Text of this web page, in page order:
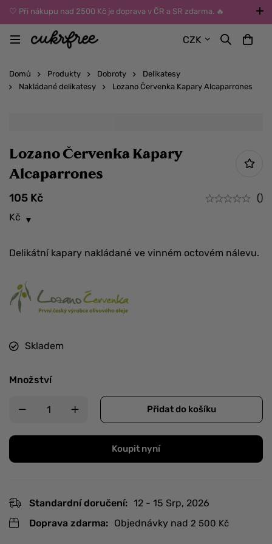
🤍 Při nákupu nad 2500 Kč je doprava v ČR a SR zdarma. 🔥
UPOZORNĚNÍ: Během léta vybírejte dopravu kurýrem nebo do Z-
BOXů umístěných uvnitř budov. Reklamace zboží způsobené
CZK
Domů Produkty Dobroty
Delikatesy
Nakládané delikatesy
Lozano Červenka Kapary Alcaparrones
Lozano Červenka Kapary
Alcaparrones
105 Kč
()
Kč
Delikátní kapary nakládané ve vinném octovém nálevu.
Skladem
Množství
Přidat do košíku
Koupit nyní
Standardní doručení: 12 - 15 Srp, 2026
Doprava zdarma: Objednávky nad 2 500 Kč